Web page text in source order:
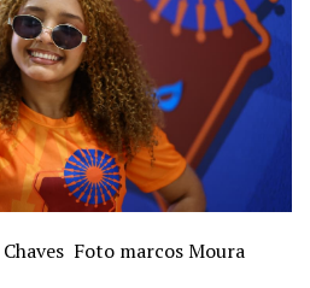
Foto marcos Moura